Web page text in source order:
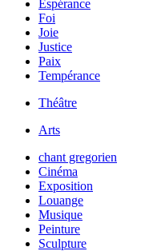
Espérance
Foi
Joie
Justice
Paix
Tempérance
Théâtre
Arts
chant gregorien
Cinéma
Exposition
Louange
Musique
Peinture
Sculpture